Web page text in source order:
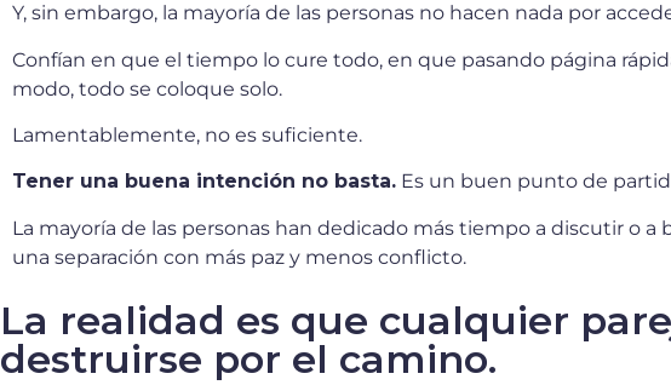
Y, sin embargo, la mayoría de las personas no hacen nada por
Confían en que el tiempo lo cure todo, en que pasando página
modo, todo se coloque solo.
Lamentablemente, no es suficiente.
Tener una buena intención no basta. Es un buen punto de
La mayoría de las personas han dedicado más tiempo a discutir o
una separación con más paz y menos conflicto.
La realidad es que cualquier
destruirse por el camino.